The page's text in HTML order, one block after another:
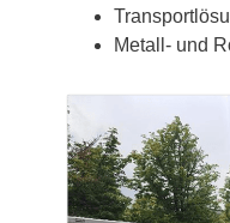
Metall- und